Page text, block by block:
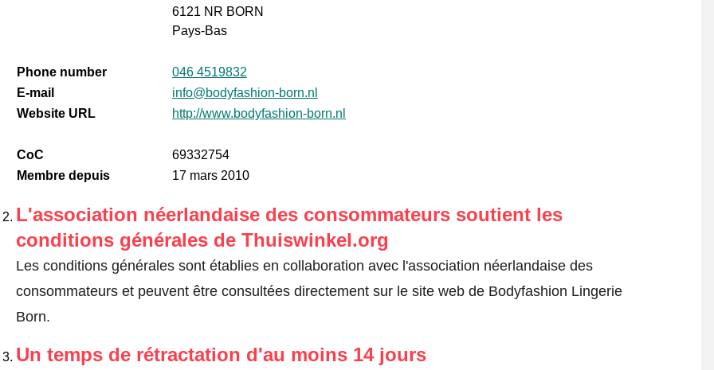
6121 NR BORN
Pays-Bas
Phone number
046 4519832
E-mail
info@bodyfashion-born.nl
Website URL
http://www.bodyfashion-born.nl
CoC
69332754
Membre depuis
17 mars 2010
L'association néerlandaise des consommateurs soutient les
conditions générales de Thuiswinkel.org
Les conditions générales sont établies en collaboration avec l'association néerlandaise des
consommateurs et peuvent être consultées directement sur le site web de Bodyfashion Lingerie
Born.
Un temps de rétractation d'au moins 14 jours